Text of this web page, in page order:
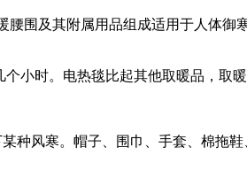
围及其附属用品组成适用于人体御
时。电热毯比起其他取暖品，取暖
风寒。帽子、围巾、手套、棉拖鞋